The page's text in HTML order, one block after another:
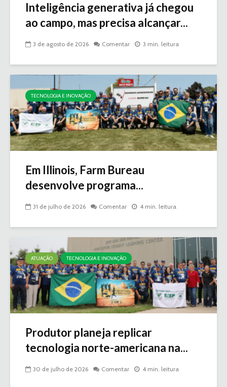
Inteligência generativa já chegou
ao campo, mas precisa alcançar...
3 de agosto de 2026 Comentar 3 min. leitura
TECNOLOGIA E INOVAÇÃO
Em Illinois, Farm Bureau
desenvolve programa...
31 de julho de 2026 Comentar 4 min. leitura
ATUAÇÃO TECNOLOGIA E INOVAÇÃO
Produtor planeja replicar
tecnologia norte-americana na...
30 de julho de 2026 Comentar 4 min. leitura